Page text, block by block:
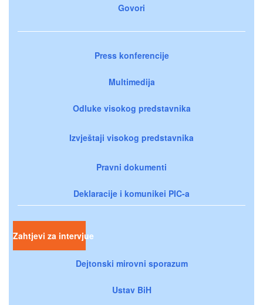
Govori
Press konferencije
Multimedija
Odluke visokog predstavnika
Izvještaji visokog predstavnika
Pravni dokumenti
Deklaracije i komunikei PIC-a
Zahtjevi za intervjue
Dejtonski mirovni sporazum
Ustav BiH